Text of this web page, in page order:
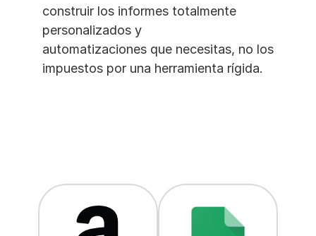
construir los informes totalmente
personalizados y
automatizaciones que necesitas, no los
impuestos por una herramienta rígida.